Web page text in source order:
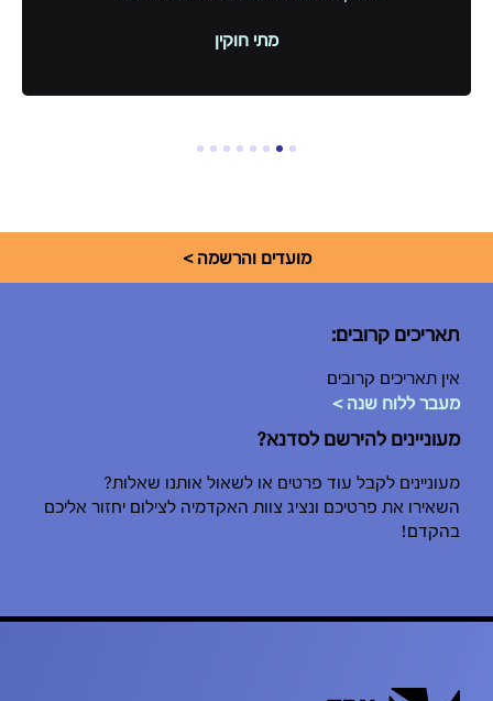
מתי חוקין
מועדים והרשמה >
תאריכים קרובים:
אין תאריכים קרובים
מעבר ללוח שנה >
מעוניינים להירשם לסדנא?
מעוניינים לקבל עוד פרטים או לשאול אותנו שאלות?
השאירו את פרטיכם ונציג צוות האקדמיה לצילום יחזור אליכם
בהקדם!